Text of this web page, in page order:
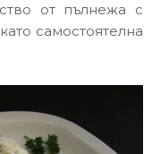
от пълнежа с
самостоятелна